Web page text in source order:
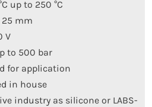
up to 250 °C
mm
V
to 500 bar
for application
in house
industry as silicone or LABS-